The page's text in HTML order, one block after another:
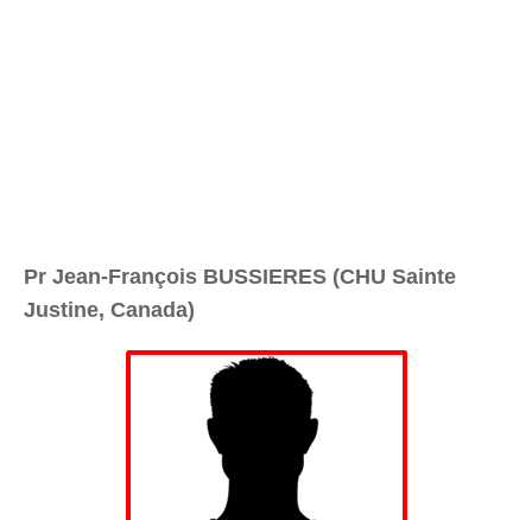
Pr Jean-François BUSSIERES (CHU Sainte
Justine, Canada)